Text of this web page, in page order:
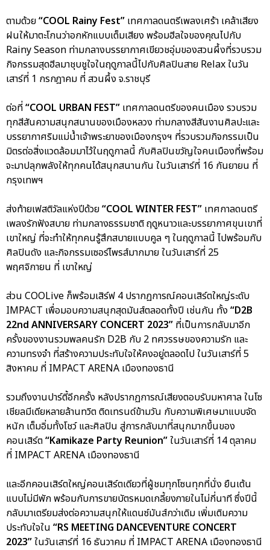
ตามด้วย“COOL Rainy Fest” เทศกาลดนตรีเพลงเศร้า เคล้าเสียง
ฝนให้มาตะโกนว่าอกหักแบบเต็มเสียง พร้อมฮีลใจของคุณไปกับ
Rainy Season ท่ามกลางบรรยากาศเขียวชอุ่มของสวนผึ้งที่รวบรวม
กิจกรรมสุดฮีลมาชุบชูใจในฤดูกาลนี้ไปกับศิลปินสาย Relax ในวัน
เสาร์ที่ 1 กรกฎาคม ที่ สวนผึ้ง จ.ราชบุรี
ต่อที่“COOL URBAN FEST” เทศกาลดนตรีของคนเมือง รวบรวม
ทุกสีสันความสนุกสนานของเมืองหลวง ท่ามกลางสีสันงานศิลปะและ
บรรยากาศริมแม่น้ำเจ้าพระยาของเมืองกรุงฯ ที่รวบรวมกิจกรรมเป็น
มิตรต่อสิ่งแวดล้อมมาไว้ในฤดูกาลนี้ กับศิลปินขวัญใจคนเมืองที่พร้อม
จะมาปลุกพลังให้ทุกคนได้สนุกสนานกัน ในวันเสาร์ที่ 16 กันยายน ที่
กรุงเทพฯ
ส่งท้ายเฟสติวัลแห่งปีด้วย“COOL WINTER FEST” เทศกาลดนตรี
เพลงรักฟังสบาย ท่ามกลางธรรมชาติ ฤดูหนาวและบรรยากาศขุนเขาที่
เขาใหญ่ ที่จะทำให้ทุกคนรู้สึกสบายแบบคูล ๆ ในฤดูกาลนี้ ไปพร้อมกับ
ศิลปินดัง และกิจกรรมเซอร์ไพรส์มากมาย ในวันเสาร์ที่ 25
พฤศจิกายน ที่ เขาใหญ่
ส่วน COOLive ก็พร้อมเสิร์ฟ 4 ปรากฏการณ์คอนเสิร์ตใหญ่ระดับ
IMPACT เพื่อมอบความสนุกสุดมันส์ตลอดทั้งปี เช่นกัน ทั้ง“D2B
22nd ANNIVERSARY CONCERT 2023” ที่เป็นการกลับมาอีก
ครั้งของงานรวมพลคนรัก D2B กับ 2 ทศวรรษของความรัก และ
ความทรงจำ ที่สร้างความประทับใจให้คงอยู่ตลอดไป ในวันเสาร์ที่ 5
สิงหาคม ที่ IMPACT ARENA เมืองทองธานี
รวมถึงงานปาร์ตี้อีกครั้ง หลังปรากฏการณ์เสียงตอบรับมหาศาล ในโซ
เชียลมีเดียหลายล้านทวิต ติดเทรนด์ข้ามวัน กับความพิเศษมาแบบจัด
หนัก เต็มอิ่มทั้งโชว์ และศิลปิน สู่การกลับมาที่สนุกมากขึ้นของ
คอนเสิร์ต“Kamikaze Party Reunion”ในวันเสาร์ที่ 14 ตุลาคม
ที่ IMPACT ARENA เมืองทองธานี
และอีกคอนเสิร์ตใหญ่คอนเสิร์ตเดียวที่ผู้ชมทุกโซนทุกที่นั่ง ยืนเต้น
แบบไม่มีพัก พร้อมกับการขายบัตรหมดเกลี้ยงภายในไม่กี่นาที ซึ่งปีนี้
กลับมาเตรียมส่งต่อความสนุกให้แดนซ์มันส์กว่าเดิม เพิ่มเติมความ
ประทับใจใน “RS MEETING DANCEVENTURE CONCERT
2023”ในวันเสาร์ที่ 16 ธันวาคม ที่ IMPACT ARENA เมืองทองธานี